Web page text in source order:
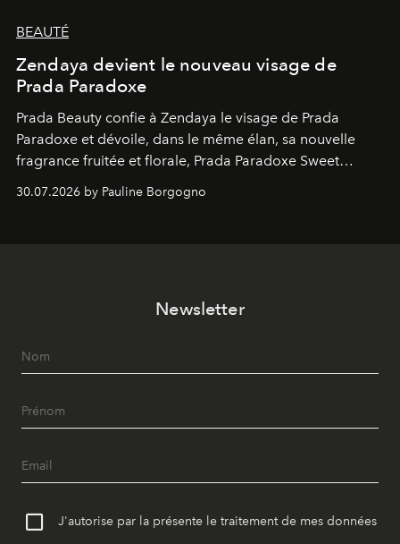
BEAUTÉ
Zendaya devient le nouveau visage de
Prada Paradoxe
Prada Beauty confie à Zendaya le visage de Prada
Paradoxe et dévoile, dans le même élan, sa nouvelle
fragrance fruitée et florale, Prada Paradoxe Sweet
30.07.2026 by Pauline Borgogno
Newsletter
J'autorise par la présente le traitement de mes données